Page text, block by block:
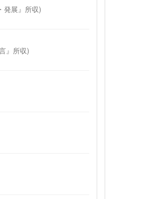
発展』所収)
』所収)